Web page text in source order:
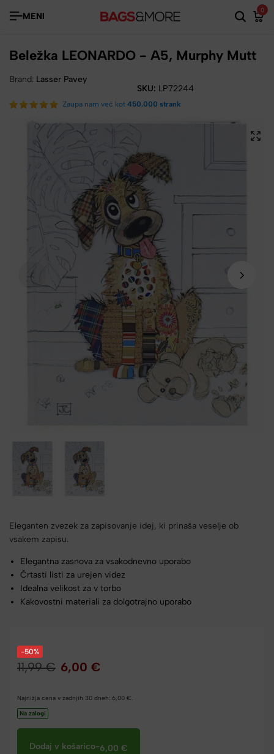
MENI
0
Beležka LEONARDO - A5, Murphy Mutt
Brand: Lasser Pavey
SKU: LP72244
Zaupa nam več kot 450.000 strank
Eleganten zvezek za zapisovanje idej, ki prinaša veselje ob
vsakem zapisu.
Elegantna zasnova za vsakodnevno uporabo
Črtasti listi za urejen videz
Idealna velikost za v torbo
Kakovostni materiali za dolgotrajno uporabo
-50%
11,99€ 6,00 €
Najnižja cena v zadnjih 30 dneh: 6,00 €
Na zalogi
Dodaj v košarico-6,00 €